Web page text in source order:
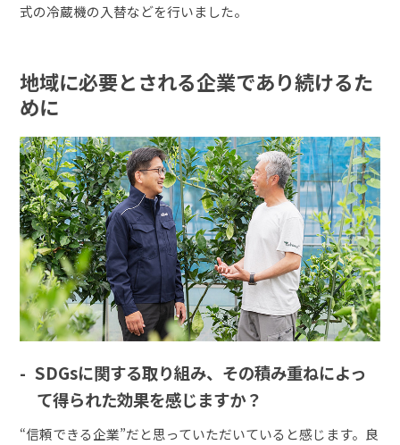
式の冷蔵機の入替などを行いました。
地域に必要とされる企業であり続けるた
めに
SDGsに関する取り組み、その積み重ねによっ
て得られた効果を感じますか？
“信頼できる企業”だと思っていただいていると感じます。良